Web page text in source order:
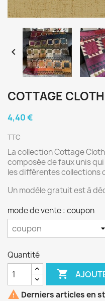

COTTAGE
4,40 €
TTC
La collection Cottage
composée de faux unis
les différentes collections
Un modèle gratuit est à
mode de vente : coupon
Quantité

 Derniers articles en